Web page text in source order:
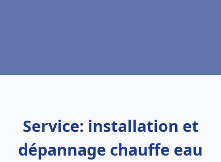
Service: installation et
dépannage chauffe eau